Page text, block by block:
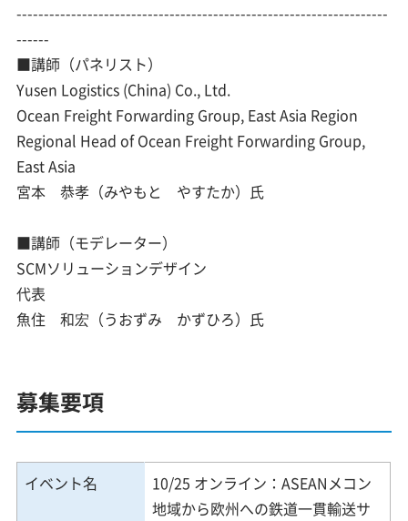
--------------------------------------------------------------------
------
■講師（パネリスト）
Yusen Logistics (China) Co., Ltd.
Ocean Freight Forwarding Group, East Asia Region
Regional Head of Ocean Freight Forwarding Group,
East Asia
宮本 恭孝（みやもと やすたか）氏
■講師（モデレーター）
SCMソリューションデザイン
代表
魚住 和宏（うおずみ かずひろ）氏
募集要項
イベント名
10/25 オンライン：ASEANメコン
地域から欧州への鉄道一貫輸送サ